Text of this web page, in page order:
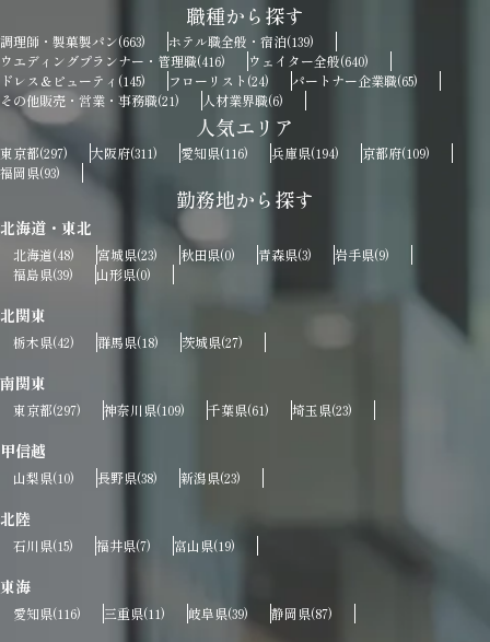
職種から探す
調理師・製菓製パン(663) ホテル職全般・宿泊(139)
ウエディングプランナー・管理職(416) ウェイター全般(640)
ドレス＆ビューティ (145) フローリスト (24) パートナー企業職(65)
その他販売・営業・事務職(21) 人材業界職(6)
人気エリア
東京都(297) 大阪府(311) 愛知県(116) 兵庫県(194) 京都府(109)
福岡県(93)
勤務地から探す
北海道・東北
北海道(48) 宮城県(23) 秋田県(0) 青森県(3) 岩手県(9)
福島県(39) 山形県(0)
北関東
栃木県(42) 群馬県(18) 茨城県(27)
南関東
東京都(297) 神奈川県(109) 千葉県(61) 埼玉県(23)
甲信越
山梨県(10) 長野県(38) 新潟県(23)
北陸
石川県(15) 福井県(7) 富山県(19)
東海
愛知県(116) 三重県(11) 岐阜県(39) 静岡県(87)